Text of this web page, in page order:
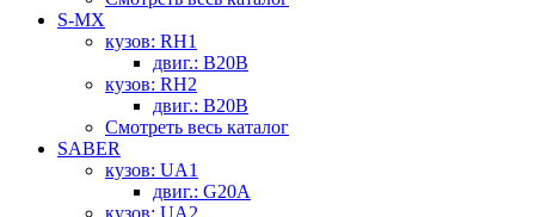
S-MX
кузов: RH1
двиг.: B20B
кузов: RH2
двиг.: B20B
Смотреть весь каталог
SABER
кузов: UA1
двиг.: G20A
кузов: UA2